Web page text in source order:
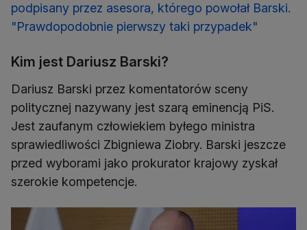
podpisany przez asesora, którego powołał Barski.
"Prawdopodobnie pierwszy taki przypadek"
Kim jest Dariusz Barski?
Dariusz Barski przez komentatorów sceny
politycznej nazywany jest szarą eminencją PiS.
Jest zaufanym człowiekiem byłego ministra
sprawiedliwości Zbigniewa Ziobry. Barski jeszcze
przed wyborami jako prokurator krajowy zyskał
szerokie kompetencje.